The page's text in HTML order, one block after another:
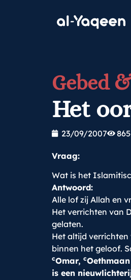
Gebed
Het
23/09/2007
Vraag:
Wat is het
Antwoord:
Alle lof zij Allah en
Het verrichten van
gelaten.
Het altijd verrichten
binnen het geloof.
cOmar, c
is een